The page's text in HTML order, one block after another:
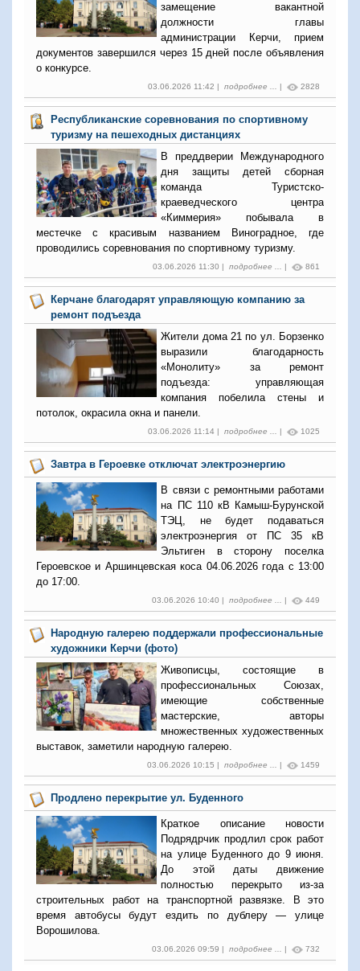
замещение вакантной
должности главы
администрации Керчи, прием
документов завершился через 15 дней после объявления
о конкурсе.
03.06.2026 11:42 | подробнее ... | 2828
Республиканские соревнования по спортивному
туризму на пешеходных дистанциях
В преддверии Международного
дня защиты детей сборная
команда Туристско-
краеведческого центра
«Киммерия» побывала в
местечке с красивым названием Виноградное, где
проводились соревнования по спортивному туризму.
03.06.2026 11:30 | подробнее ... | 861
Керчане благодарят управляющую компанию за
ремонт подъезда
Жители дома 21 по ул. Борзенко
выразили благодарность
«Монолиту» за ремонт
подъезда: управляющая
компания побелила стены и
потолок, окрасила окна и панели.
03.06.2026 11:14 | подробнее ... | 1025
Завтра в Героевке отключат электроэнергию
В связи с ремонтными работами
на ПС 110 кВ Камыш-Бурунской
ТЭЦ, не будет подаваться
электроэнергия от ПС 35 кВ
Эльтиген в сторону поселка
Героевское и Аршинцевская коса 04.06.2026 года с 13:00
до 17:00.
03.06.2026 10:40 | подробнее ... | 449
Народную галерею поддержали профессиональные
художники Керчи (фото)
Живописцы, состоящие в
профессиональных Союзах,
имеющие собственные
мастерские, авторы
множественных художественных
выставок, заметили народную галерею.
03.06.2026 10:15 | подробнее ... | 1459
Продлено перекрытие ул. Буденного
Краткое описание новости
Подрядрчик продлил срок работ
на улице Буденного до 9 июня.
До этой даты движение
полностью перекрыто из-за
строительных работ на транспортной развязке. В это
время автобусы будут ездить по дублеру — улице
Ворошилова.
03.06.2026 09:59 | подробнее ... | 732